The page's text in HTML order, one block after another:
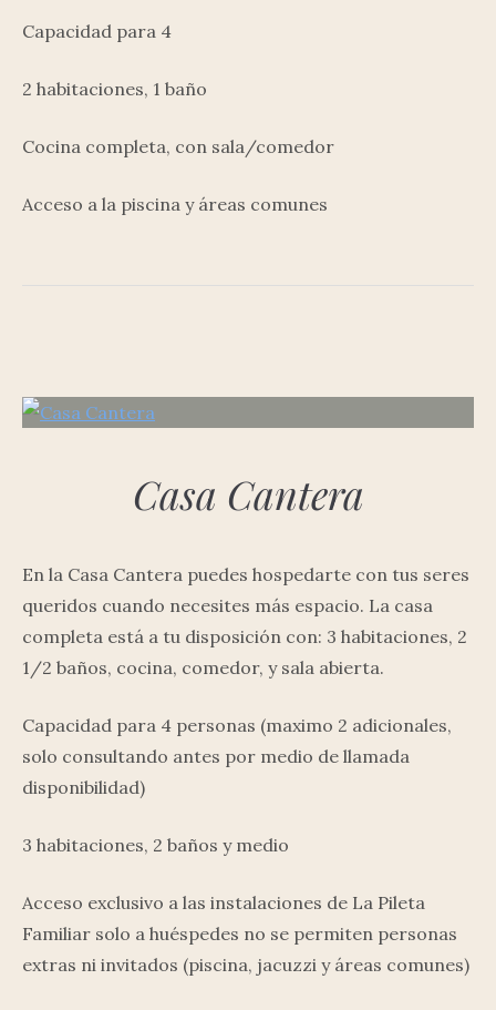
Capacidad para 4
2 habitaciones, 1 baño
Cocina completa, con sala/comedor
Acceso a la piscina y áreas comunes
Casa Cantera
En la Casa Cantera puedes hospedarte con tus seres
queridos cuando necesites más espacio. La casa
completa está a tu disposición con: 3 habitaciones, 2
1/2 baños, cocina, comedor, y sala abierta.
Capacidad para 4 personas (maximo 2 adicionales,
solo consultando antes por medio de llamada
disponibilidad)
3 habitaciones, 2 baños y medio
Acceso exclusivo a las instalaciones de La Pileta
Familiar solo a huéspedes no se permiten personas
extras ni invitados (piscina, jacuzzi y áreas comunes)